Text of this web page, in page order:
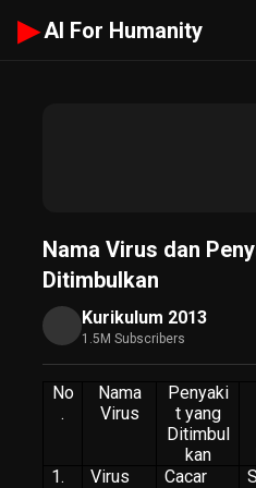
▶ AI For Humanity
Nama Virus dan
Ditimbulkan
Kurikulum 2013
1.5M Subscribers
No
.
Nama
Virus
Penyaki
t yang
Ditimbul
kan
1.
Virus
Cacar